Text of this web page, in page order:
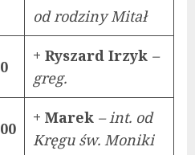
od rodziny Mitał
+ Ryszard Irzyk –
greg.
+ Marek – int. od
Kręgu św. Moniki